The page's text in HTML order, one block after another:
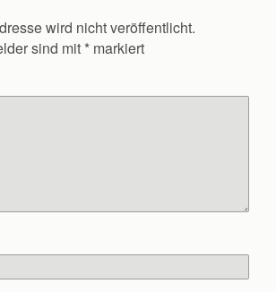
wird nicht veröffentlicht.
sind mit * markiert